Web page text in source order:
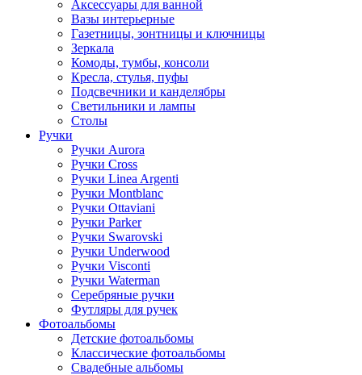
Аксессуары для ванной
Вазы интерьерные
Газетницы, зонтницы и ключницы
Зеркала
Комоды, тумбы, консоли
Кресла, стулья, пуфы
Подсвечники и канделябры
Светильники и лампы
Столы
Ручки
Ручки Aurora
Ручки Cross
Ручки Linea Argenti
Ручки Montblanc
Ручки Ottaviani
Ручки Parker
Ручки Swarovski
Ручки Underwood
Ручки Visconti
Ручки Waterman
Серебряные ручки
Футляры для ручек
Фотоальбомы
Детские фотоальбомы
Классические фотоальбомы
Свадебные альбомы